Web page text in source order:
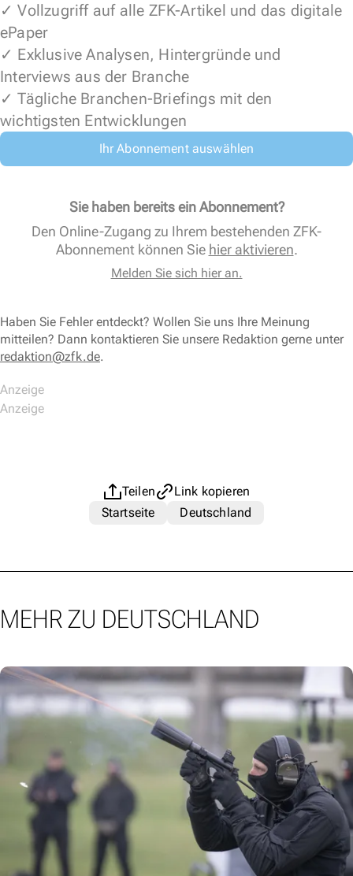
✓ Vollzugriff auf alle ZFK-Artikel und das digitale
ePaper
✓ Exklusive Analysen, Hintergründe und
Interviews aus der Branche
✓ Tägliche Branchen-Briefings mit den
wichtigsten Entwicklungen
Ihr Abonnement auswählen
Sie haben bereits ein Abonnement?
Den Online-Zugang zu Ihrem bestehenden ZFK-
Abonnement können Sie hier aktivieren.
Melden Sie sich hier an.
Haben Sie Fehler entdeckt? Wollen Sie uns Ihre Meinung
mitteilen? Dann kontaktieren Sie unsere Redaktion gerne unter
redaktion@zfk.de.
Teilen
Link kopieren
Startseite
Deutschland
MEHR ZU DEUTSCHLAND